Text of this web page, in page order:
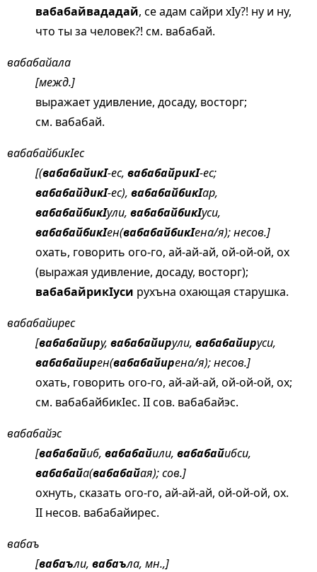
вабабайвададай, се адам сайри хIу?! ну и ну,
что ты за человек?! см. вабабай.
вабабайала
[межд.]
выражает удивление, досаду, восторг;
см. вабабай.
вабабайбикIес
[(вабабайикI-ес, вабабайрикI-ес;
вабабайдикI-ес), вабабайбикIар,
вабабайбикIули, вабабайбикIуси,
вабабайбикIен(вабабайбикIена/я); несов.]
охать, говорить ого-го, ай-ай-ай, ой-ой-ой, ох
(выражая удивление, досаду, восторг);
вабабайрикIуси рухъна охающая старушка.
вабабайирес
[вабабайиру, вабабайирули, вабабайируси,
вабабайирен(вабабайирена/я); несов.]
охать, говорить ого-го, ай-ай-ай, ой-ой-ой, ох;
см. вабабайбикIес. II сов. вабабайэс.
вабабайэс
[вабабайиб, вабабайили, вабабайибси,
вабабайа(вабабайая); сов.]
охнуть, сказать ого-го, ай-ай-ай, ой-ой-ой, ох.
II несов. вабабайирес.
вабаъ
[вабаъли, вабаъла, мн.,]